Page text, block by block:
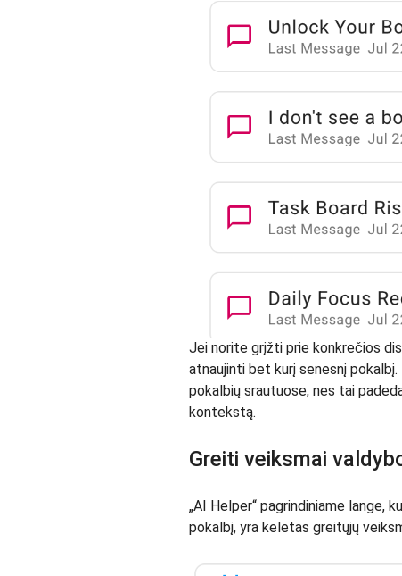
Jei norite grįžti prie konkrečios
atnaujinti bet kurį senesnį
pokalbių srautuose, nes tai
kontekstą.
Greiti veiksmai
„AI Helper“ pagrindiniame lange,
pokalbį, yra keletas greitųjų